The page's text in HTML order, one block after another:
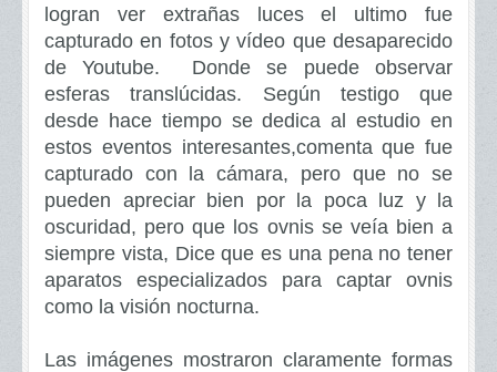
logran ver extrañas luces el ultimo fue
capturado en fotos y vídeo que desaparecido
de Youtube. Donde se puede observar
esferas translúcidas. Según testigo que
desde hace tiempo se dedica al estudio en
estos eventos interesantes,comenta que fue
capturado con la cámara, pero que no se
pueden apreciar bien por la poca luz y la
oscuridad, pero que los ovnis se veía bien a
siempre vista, Dice que es una pena no tener
aparatos especializados para captar ovnis
como la visión nocturna.
Las imágenes mostraron claramente formas